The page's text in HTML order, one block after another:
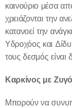
καινούριο μέσα
χρειάζονται την
κατανοεί την
Υδροχόος και
τους δεσμός είναι
Καρκίνος με Ζυγό
Μπορούν να